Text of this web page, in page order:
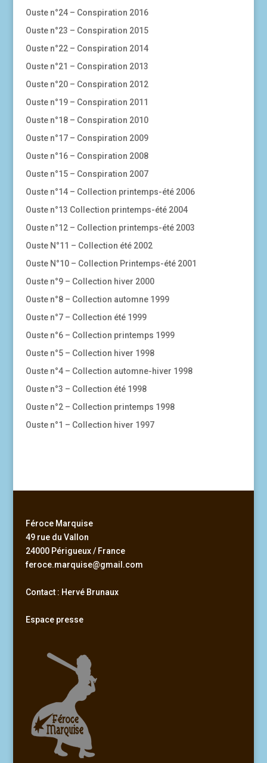
Ouste n°24 – Conspiration 2016
Ouste n°23 – Conspiration 2015
Ouste n°22 – Conspiration 2014
Ouste n°21 – Conspiration 2013
Ouste n°20 – Conspiration 2012
Ouste n°19 – Conspiration 2011
Ouste n°18 – Conspiration 2010
Ouste n°17 – Conspiration 2009
Ouste n°16 – Conspiration 2008
Ouste n°15 – Conspiration 2007
Ouste n°14 – Collection printemps-été 2006
Ouste n°13 Collection printemps-été 2004
Ouste n°12 – Collection printemps-été 2003
Ouste N°11 – Collection été 2002
Ouste N°10 – Collection Printemps-été 2001
Ouste n°9 – Collection hiver 2000
Ouste n°8 – Collection automne 1999
Ouste n°7 – Collection été 1999
Ouste n°6 – Collection printemps 1999
Ouste n°5 – Collection hiver 1998
Ouste n°4 – Collection automne-hiver 1998
Ouste n°3 – Collection été 1998
Ouste n°2 – Collection printemps 1998
Ouste n°1 – Collection hiver 1997
Féroce Marquise
49 rue du Vallon
24000 Périgueux / France
feroce.marquise@gmail.com
Contact : Hervé Brunaux
Espace presse